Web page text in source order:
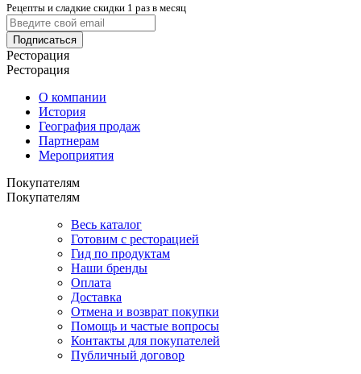
Рецепты и сладкие скидки 1 раз в месяц
Подписаться
Ресторация
Ресторация
О компании
История
География продаж
Партнерам
Мероприятия
Покупателям
Покупателям
Весь каталог
Готовим с ресторацией
Гид по продуктам
Наши бренды
Оплата
Доставка
Отмена и возврат покупки
Помощь и частые вопросы
Контакты для покупателей
Публичный договор